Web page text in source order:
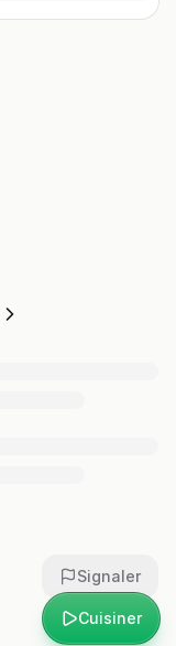
Cuisiner
Signaler